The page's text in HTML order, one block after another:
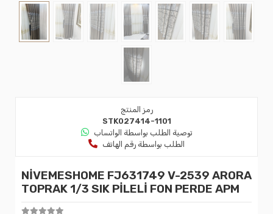
رمز المنتج
STK027414-1101
توصية الطلب بواسطة الواتساب
الطلب بواسطة رقم الهاتف
NİVEMESHOME FJ631749 V-2539 ARORA
TOPRAK 1/3 SIK PİLELİ FON PERDE APM